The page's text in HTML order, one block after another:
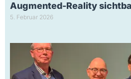
Augmented-Reality
5. Februar 2026